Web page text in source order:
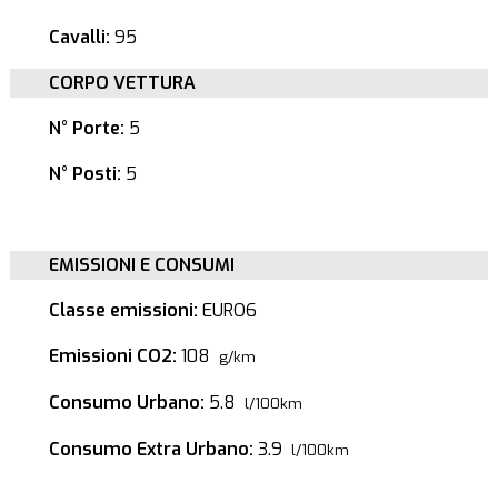
Cavalli: 95
CORPO VETTURA
N° Porte: 5
N° Posti: 5
EMISSIONI E CONSUMI
Classe emissioni: EURO6
Emissioni CO2: 108 g/km
Consumo Urbano: 5.8 l/100km
Consumo Extra Urbano: 3.9 l/100km